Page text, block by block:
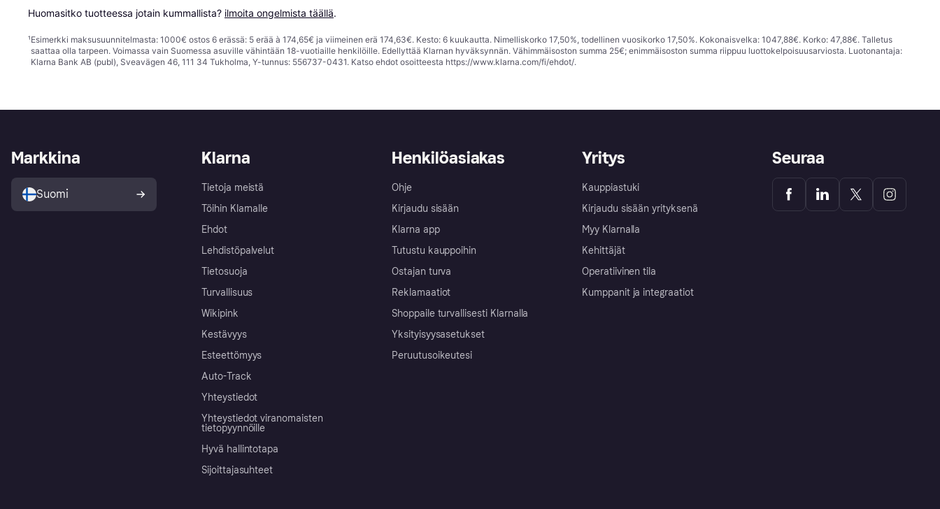
Huomasitko tuotteessa jotain kummallista? ilmoita ongelmista täällä.
¹Esimerkki maksusuunnitelmasta: 1000€ ostos 6 erässä: 5 erää à 174,65€ ja viimeinen erä 174,63€. Kesto: 6 kuukautta. Nimelliskorko 17,50%, todellinen vuosikorko 17,50%. Kokonaisvelka: 1047,88€. Korko: 47,88€. Talletus
saattaa olla tarpeen. Voimassa vain Suomessa asuville vähintään 18-vuotiaille henkilöille. Edellyttää Klarnan hyväksynnän. Vähimmäisoston summa 25€; enimmäisoston summa riippuu luottokelpoisuusarviosta. Luotonantaja:
Klarna Bank AB (publ), Sveavägen 46, 111 34 Tukholma, Y-tunnus: 556737-0431. Katso ehdot osoitteesta https://www.klarna.com/fi/ehdot/.
Klarna
Tietoja meistä
Töihin Klarnalle
Ehdot
Lehdistöpalvelut
Tietosuoja
Turvallisuus
Wikipink
Kestävyys
Esteettömyys
Auto-Track
Yhteystiedot
Yhteystiedot viranomaisten
tietopyynnöille
Hyvä hallintotapa
Sijoittajasuhteet
Henkilöasiakas
Ohje
Kirjaudu sisään
Klarna app
Tutustu kauppoihin
Ostajan turva
Reklamaatiot
Shoppaile turvallisesti Klarnalla
Yksityisyysasetukset
Peruutusoikeutesi
Yritys
Kauppiastuki
Kirjaudu sisään yrityksenä
Myy Klarnalla
Kehittäjät
Operatiivinen tila
Kumppanit ja integraatiot
Markkina
Suomi
Seuraa